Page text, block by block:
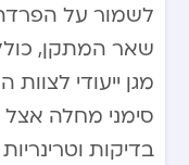
לשמור על הפרדה
שאר המתקן,
מגן ייעודי
סימני מחלה
בדיקות